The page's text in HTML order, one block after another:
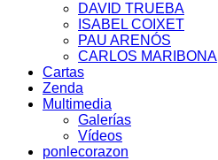
DAVID TRUEBA
ISABEL COIXET
PAU ARENÓS
CARLOS MARIBONA
Cartas
Zenda
Multimedia
Galerías
Vídeos
ponlecorazon